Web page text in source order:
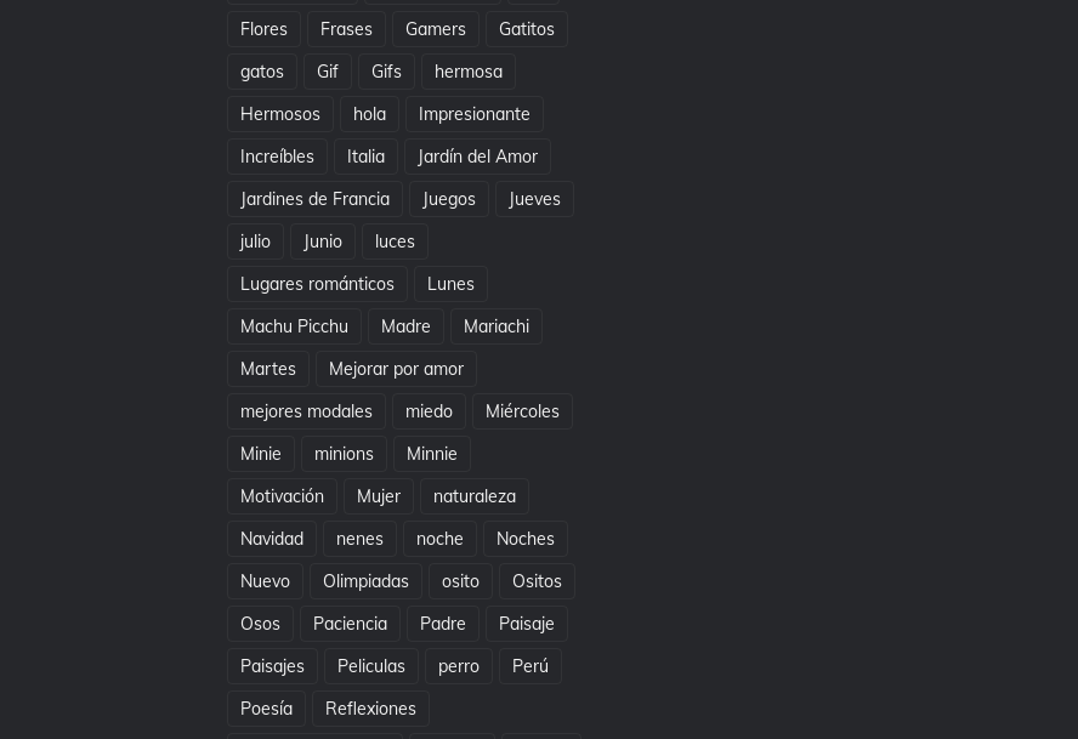
Flores
Frases Gamers
Gatitos
gatos
Gif Gifs
hermosa
Hermosos
hola
Impresionante
Increíbles
Italia
Jardín del Amor
Jardines de Francia
Juegos
Jueves
julio
Junio
luces
Lugares románticos
Lunes
Machu Picchu
Madre
Mariachi
Martes
Mejorar por amor
mejores modales
miedo
Miércoles
Minie
minions
Minnie
Motivación
Mujer
naturaleza
Navidad
nenes noche
Noches
Nuevo
Olimpiadas osito
Ositos
Osos
Paciencia Padre
Paisaje
Paisajes
Peliculas perro
Perú
Poesía
Reflexiones